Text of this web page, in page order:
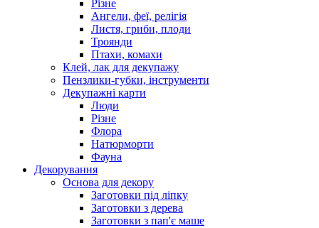
Різне
Ангели, феї, релігія
Листя, гриби, плоди
Троянди
Птахи, комахи
Клей, лак для декупажу
Пензлики-губки, інструменти
Декупажні карти
Люди
Різне
Флора
Натюрморти
Фауна
Декорування
Основа для декору
Заготовки під ліпку
Заготовки з дерева
Заготовки з пап'є маше